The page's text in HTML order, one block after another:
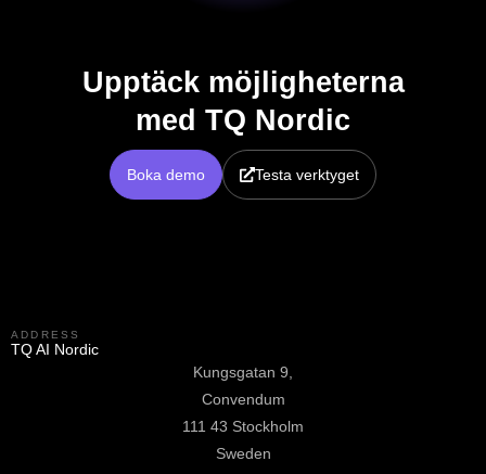
Upptäck möjligheterna
med TQ Nordic
Boka demo Testa verktyget
ADDRESS
TQ AI Nordic
Kungsgatan 9,
Convendum
111 43 Stockholm
Sweden